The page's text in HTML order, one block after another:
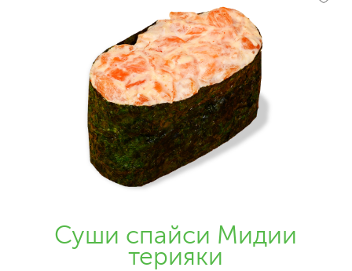
Суши спайси Мидии
терияки